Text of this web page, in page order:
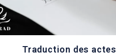
Traduction des actes